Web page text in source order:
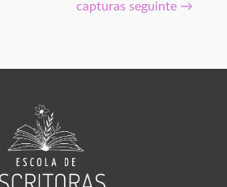
capturas seguinte →